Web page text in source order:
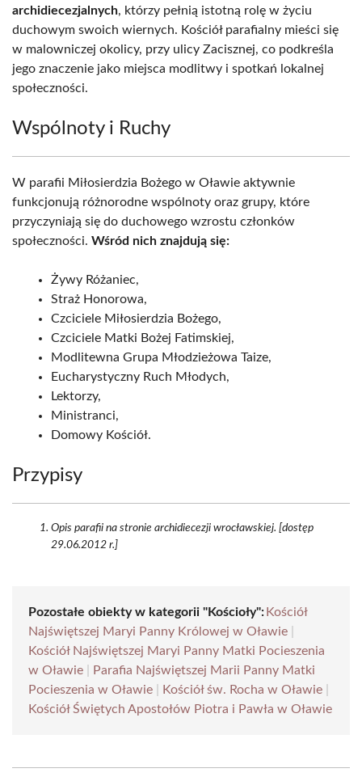
archidiecezjalnych, którzy pełnią istotną rolę w życiu
duchowym swoich wiernych. Kościół parafialny mieści się
w malowniczej okolicy, przy ulicy Zacisznej, co podkreśla
jego znaczenie jako miejsca modlitwy i spotkań lokalnej
społeczności.
Wspólnoty i Ruchy
W parafii Miłosierdzia Bożego w Oławie aktywnie
funkcjonują różnorodne wspólnoty oraz grupy, które
przyczyniają się do duchowego wzrostu członków
społeczności. Wśród nich znajdują się:
Żywy Różaniec,
Straż Honorowa,
Czciciele Miłosierdzia Bożego,
Czciciele Matki Bożej Fatimskiej,
Modlitewna Grupa Młodzieżowa Taize,
Eucharystyczny Ruch Młodych,
Lektorzy,
Ministranci,
Domowy Kościół.
Przypisy
Opis parafii na stronie archidiecezji wrocławskiej. [dostęp
29.06.2012 r.]
Pozostałe obiekty w kategorii "Kościoły": Kościół
Najświętszej Maryi Panny Królowej w Oławie
Kościół Najświętszej Maryi Panny Matki Pocieszenia
w Oławie
Parafia Najświętszej Marii Panny Matki
Pocieszenia w Oławie
Kościół św. Rocha w Oławie
Kościół Świętych Apostołów Piotra i Pawła w Oławie